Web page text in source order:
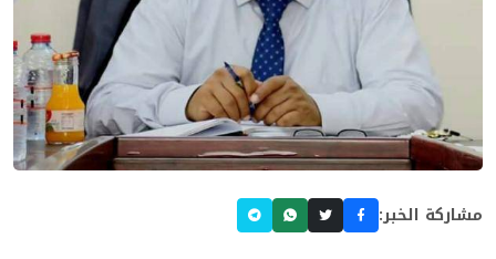
مشاركة الخبر: